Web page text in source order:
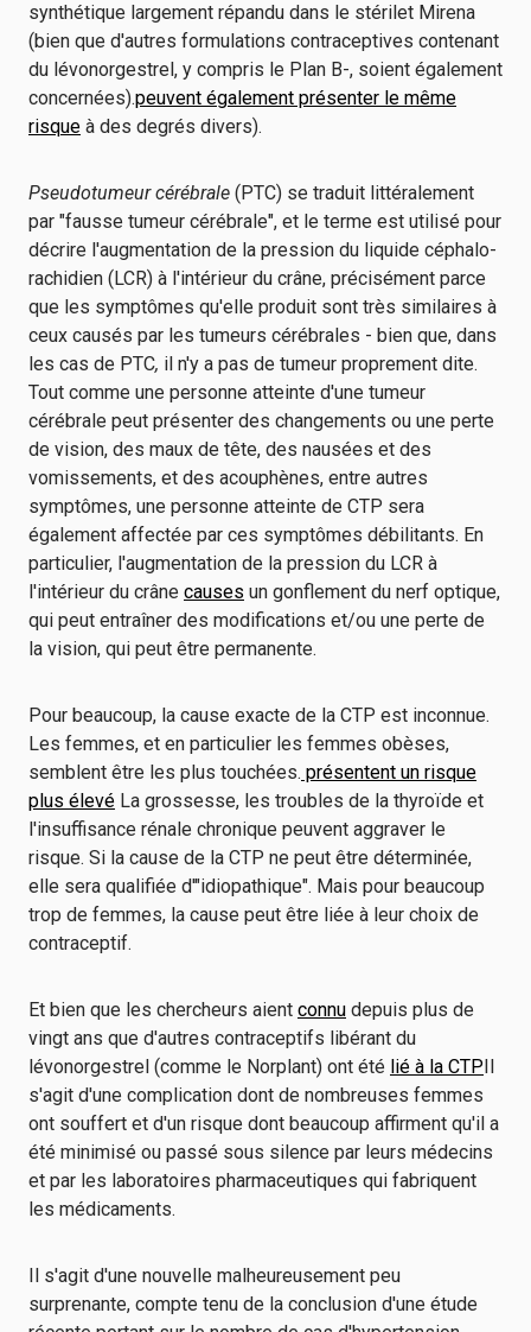
synthétique largement répandu dans le stérilet Mirena
(bien que d'autres formulations contraceptives contenant
du lévonorgestrel, y compris le Plan B-, soient également
concernées).peuvent également présenter le même
risque à des degrés divers).
Pseudotumeur cérébrale (PTC) se traduit littéralement
par "fausse tumeur cérébrale", et le terme est utilisé pour
décrire l'augmentation de la pression du liquide céphalo-
rachidien (LCR) à l'intérieur du crâne, précisément parce
que les symptômes qu'elle produit sont très similaires à
ceux causés par les tumeurs cérébrales - bien que, dans
les cas de PTC, il n'y a pas de tumeur proprement dite.
Tout comme une personne atteinte d'une tumeur
cérébrale peut présenter des changements ou une perte
de vision, des maux de tête, des nausées et des
vomissements, et des acouphènes, entre autres
symptômes, une personne atteinte de CTP sera
également affectée par ces symptômes débilitants. En
particulier, l'augmentation de la pression du LCR à
l'intérieur du crâne causes un gonflement du nerf optique,
qui peut entraîner des modifications et/ou une perte de
la vision, qui peut être permanente.
Pour beaucoup, la cause exacte de la CTP est inconnue.
Les femmes, et en particulier les femmes obèses,
semblent être les plus touchées. présentent un risque
plus élevé La grossesse, les troubles de la thyroïde et
l'insuffisance rénale chronique peuvent aggraver le
risque. Si la cause de la CTP ne peut être déterminée,
elle sera qualifiée d'"idiopathique". Mais pour beaucoup
trop de femmes, la cause peut être liée à leur choix de
contraceptif.
Et bien que les chercheurs aient connu depuis plus de
vingt ans que d'autres contraceptifs libérant du
lévonorgestrel (comme le Norplant) ont été lié à la CTPIl
s'agit d'une complication dont de nombreuses femmes
ont souffert et d'un risque dont beaucoup affirment qu'il a
été minimisé ou passé sous silence par leurs médecins
et par les laboratoires pharmaceutiques qui fabriquent
les médicaments.
Il s'agit d'une nouvelle malheureusement peu
surprenante, compte tenu de la conclusion d'une étude